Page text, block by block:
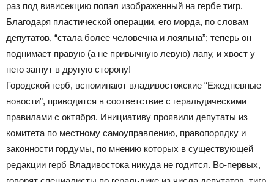
раз под вивисекцию попал изображенный на гербе тигр.
Благодаря пластической операции, его морда, по словам
депутатов, “стала более человечна и лояльна”; теперь он
поднимает правую (а не привычную левую) лапу, и хвост у
него загнут в другую сторону!
Городской герб, вспоминают владивостокские “Ежедневные
новости”, приводится в соответствие с геральдическими
правилами с октября. Инициативу проявили депутаты из
комитета по местному самоуправлению, правопорядку и
законности гордумы, по мнению которых в существующей
редакции герб Владивостока никуда не годится. Во-первых,